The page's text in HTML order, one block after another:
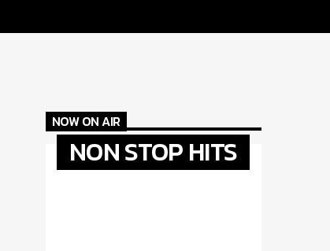
NOW ON AIR
NON STOP HITS